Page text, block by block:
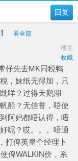
回复
看全部
楼主
收藏
仔先去MK同税鸭
，妹纸无得加，只
咩？过得天鹅湖
船？无信誉，唔使
阿妈都唔认得，唔
呢？哎。。。唔通
打俾英皇个经理卜
俾WALKIN价，系